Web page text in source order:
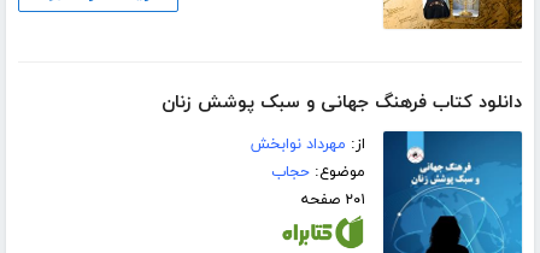
دانلود کتاب فرهنگ جهانی و سبک پوشش زنان
از: مهرداد نوابخش
موضوع:حجاب
۲۰۱ صفحه